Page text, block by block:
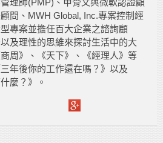
理師(PMP)、甲骨文與微軟認證顧
問、MWH Global, Inc.專案控制經
專案並擔任百大企業之諮詢顧
及理性的思維來探討生活中的大
周》、《天下》、《經理人》等
年後你的工作還在嗎？》以及
麼？》。